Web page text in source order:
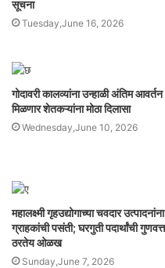
सूचना
Tuesday,June 16, 2026
गोदावरी कालव्यांना उन्हाळी अंतिम आवर्तन
मिळणार शेतकऱ्यांना मोठा दिलासा
Wednesday,June 10, 2026
महालक्ष्मी गृहउद्योगाच्या चवदार उत्पादनांना
ग्राहकांची पसंती; घरगुती पदार्थांची
ठरतेय ओळख
Sunday,June 7, 2026